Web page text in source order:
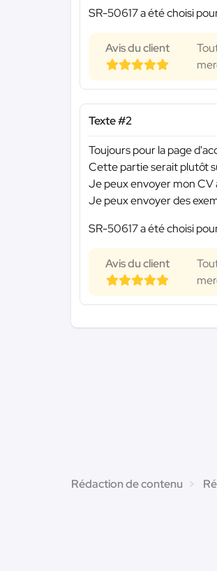
SR-50617 a été choisi
Avis du client
Texte #2
Toujours pour la page
Cette partie serait plutôt
Je peux envoyer mon CV
Je peux envoyer des
SR-50617 a été choisi
Avis du client
Rédaction de contenu